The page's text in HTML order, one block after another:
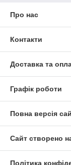
Про нас
Контакти
Доставка та
Графік роботи
Повна версія
Сайт створено
Політика